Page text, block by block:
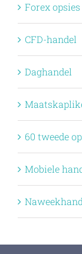
Forex opsies
CFD-handel
Daghandel
60 tweede
Mobiele